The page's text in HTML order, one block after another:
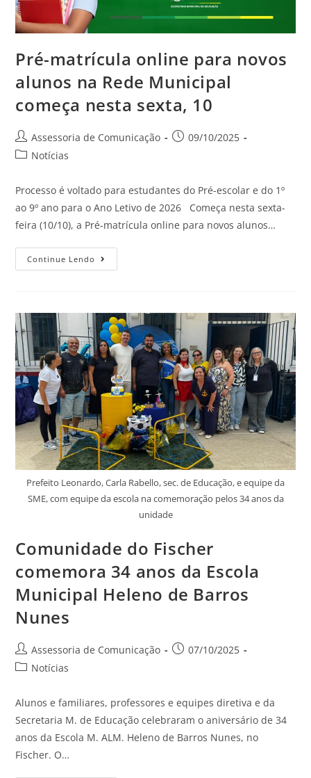
Pré-matrícula online para novos
alunos na Rede Municipal
começa nesta sexta, 10
Assessoria de Comunicação
09/10/2025
Notícias
Processo é voltado para estudantes do Pré-escolar e do 1º
ao 9º ano para o Ano Letivo de 2026 Começa nesta sexta-
feira (10/10), a Pré-matrícula online para novos alunos…
Continue Lendo
Prefeito Leonardo, Carla Rabello, sec. de Educação, e equipe da
SME, com equipe da escola na comemoração pelos 34 anos da
unidade
Comunidade do Fischer
comemora 34 anos da Escola
Municipal Heleno de Barros
Nunes
Assessoria de Comunicação
07/10/2025
Notícias
Alunos e familiares, professores e equipes diretiva e da
Secretaria M. de Educação celebraram o aniversário de 34
anos da Escola M. ALM. Heleno de Barros Nunes, no
Fischer. O…